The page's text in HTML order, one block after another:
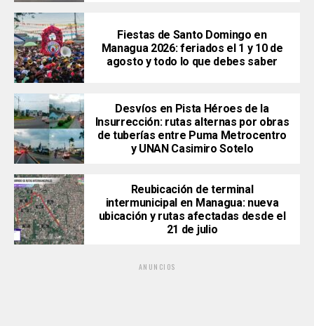
Fiestas de Santo Domingo en
Managua 2026: feriados el 1 y 10 de
agosto y todo lo que debes saber
Desvíos en Pista Héroes de la
Insurrección: rutas alternas por obras
de tuberías entre Puma Metrocentro
y UNAN Casimiro Sotelo
Reubicación de terminal
intermunicipal en Managua: nueva
ubicación y rutas afectadas desde el
21 de julio
ANUNCIOS